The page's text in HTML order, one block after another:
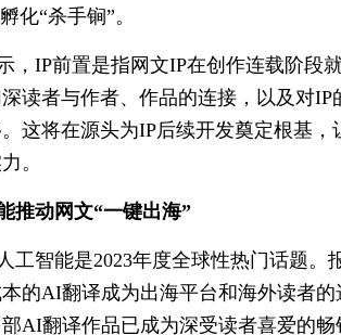
化“杀手锏”。
，IP前置是指网文IP在创作连载阶段
读者与作者、作品的连接，以及对
这将在源头为IP后续开发奠定根基
。
推动网文“一键出海”
工智能是2023年度全球性热门话题
的AI翻译成为出海平台和海外读者
AI翻译作品已成为深受读者喜爱的畅